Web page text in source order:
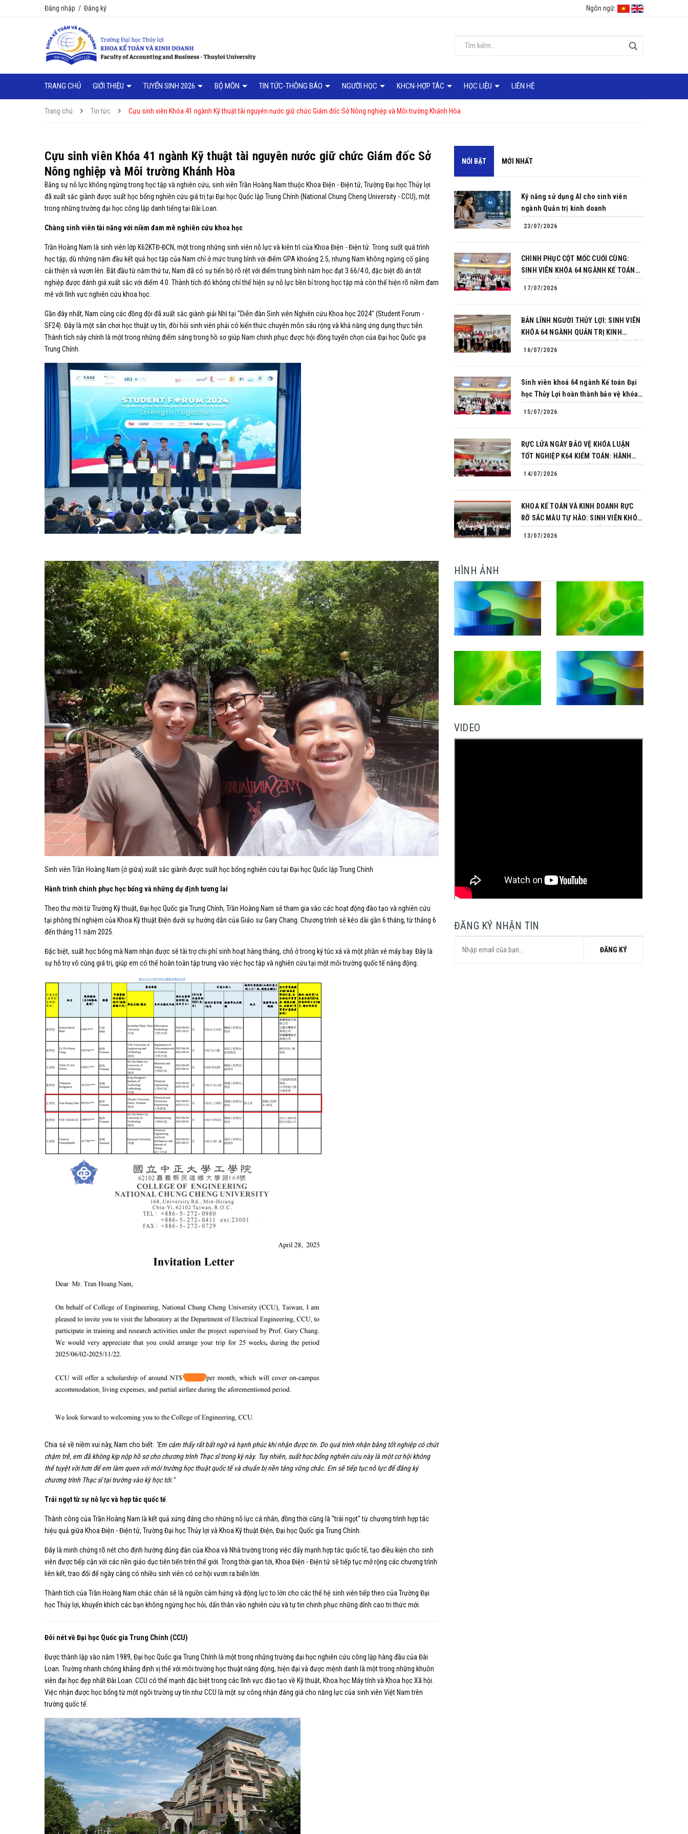
Đăng nhập / Đăng ký Ngôn ngữ:
TRANG CHỦ GIỚI THIỆU TUYỂN SINH 2026 BỘ MÔN TIN TỨC-THÔNG BÁO NGƯỜI HỌC KHCN-HỢP TÁC HỌC LIỆU LIÊN HỆ
Trang chủ Tin tức Cựu sinh viên Khóa 41 ngành Kỹ thuật tài nguyên nước giữ chức Giám đốc Sở Nông nghiệp và Môi trường Khánh Hòa
Cựu sinh viên Khóa 41 ngành Kỹ thuật tài nguyên nước giữ chức Giám đốc Sở
Nông nghiệp và Môi trường Khánh Hòa
Bằng sự nỗ lực không ngừng trong học tập và nghiên cứu, sinh viên Trần Hoàng Nam thuộc Khoa Điện - Điện tử, Trường Đại học Thủy lợi
đã xuất sắc giành được suất học bổng nghiên cứu giá trị tại Đại học Quốc lập Trung Chính (National Chung Cheng University - CCU), một
trong những trường đại học công lập danh tiếng tại Đài Loan.
Chàng sinh viên tài năng với niềm đam mê nghiên cứu khoa học
Trần Hoàng Nam là sinh viên lớp K62KTĐ-ĐCN, một trong những sinh viên nỗ lực và kiên trì của Khoa Điện - Điện tử. Trong suốt quá trình
học tập, dù những năm đầu kết quả học tập của Nam chỉ ở mức trung bình với điểm GPA khoảng 2.5, nhưng Nam không ngừng cố gắng
cải thiện và vươn lên. Bắt đầu từ năm thứ tư, Nam đã có sự tiến bộ rõ rệt với điểm trung bình năm học đạt 3.66/4.0, đặc biệt đồ án tốt
nghiệp được đánh giá xuất sắc với điểm 4.0. Thành tích đó không chỉ thể hiện sự nỗ lực bền bỉ trong học tập mà còn thể hiện rõ niềm đam
mê với lĩnh vực nghiên cứu khoa học.
Gần đây nhất, Nam cùng các đồng đội đã xuất sắc giành giải Nhì tại "Diễn đàn Sinh viên Nghiên cứu Khoa học 2024" (Student Forum -
SF24). Đây là một sân chơi học thuật uy tín, đòi hỏi sinh viên phải có kiến thức chuyên môn sâu rộng và khả năng ứng dụng thực tiễn.
Thành tích này chính là một trong những điểm sáng trong hồ sơ giúp Nam chinh phục được hội đồng tuyển chọn của Đại học Quốc gia
Trung Chính.
Sinh viên Trần Hoàng Nam (ở giữa) xuất sắc giành được suất học bổng nghiên cứu tại Đại học Quốc lập Trung Chính
Hành trình chinh phục học bổng và những dự định tương lai
Theo thư mời từ Trường Kỹ thuật, Đại học Quốc gia Trung Chính, Trần Hoàng Nam sẽ tham gia vào các hoạt động đào tạo và nghiên cứu
tại phòng thí nghiệm của Khoa Kỹ thuật Điện dưới sự hướng dẫn của Giáo sư Gary Chang. Chương trình sẽ kéo dài gần 6 tháng, từ tháng 6
đến tháng 11 năm 2025.
Đặc biệt, suất học bổng mà Nam nhận được sẽ tài trợ chi phí sinh hoạt hàng tháng, chỗ ở trong ký túc xá và một phần vé máy bay. Đây là
sự hỗ trợ vô cùng giá trị, giúp em có thể hoàn toàn tập trung vào việc học tập và nghiên cứu tại một môi trường quốc tế năng động.
Chia sẻ về niềm vui này, Nam cho biết: "Em cảm thấy rất bất ngờ và hạnh phúc khi nhận được tin. Do quá trình nhận bằng tốt nghiệp có chút
chậm trễ, em đã không kịp nộp hồ sơ cho chương trình Thạc sĩ trong kỳ này. Tuy nhiên, suất học bổng nghiên cứu này là một cơ hội không
thể tuyệt vời hơn để em làm quen với môi trường học thuật quốc tế và chuẩn bị nền tảng vững chắc. Em sẽ tiếp tục nỗ lực để đăng ký
chương trình Thạc sĩ tại trường vào kỳ học tới."
Trái ngọt từ sự nỗ lực và hợp tác quốc tế
Thành công của Trần Hoàng Nam là kết quả xứng đáng cho những nỗ lực cá nhân, đồng thời cũng là "trái ngọt" từ chương trình hợp tác
hiệu quả giữa Khoa Điện - Điện tử, Trường Đại học Thủy lợi và Khoa Kỹ thuật Điện, Đại học Quốc gia Trung Chính.
Đây là minh chứng rõ nét cho định hướng đúng đắn của Khoa và Nhà trường trong việc đẩy mạnh hợp tác quốc tế, tạo điều kiện cho sinh
viên được tiếp cận với các nền giáo dục tiên tiến trên thế giới. Trong thời gian tới, Khoa Điện - Điện tử sẽ tiếp tục mở rộng các chương trình
liên kết, trao đổi để ngày càng có nhiều sinh viên có cơ hội vươn ra biển lớn.
Thành tích của Trần Hoàng Nam chắc chắn sẽ là nguồn cảm hứng và động lực to lớn cho các thế hệ sinh viên tiếp theo của Trường Đại
học Thủy lợi, khuyến khích các bạn không ngừng học hỏi, dấn thân vào nghiên cứu và tự tin chinh phục những đỉnh cao tri thức mới.
Đôi nét về Đại học Quốc gia Trung Chính (CCU)
Được thành lập vào năm 1989, Đại học Quốc gia Trung Chính là một trong những trường đại học nghiên cứu công lập hàng đầu của Đài
Loan. Trường nhanh chóng khẳng định vị thế với môi trường học thuật năng động, hiện đại và được mệnh danh là một trong những khuôn
viên đại học đẹp nhất Đài Loan. CCU có thế mạnh đặc biệt trong các lĩnh vực đào tạo về Kỹ thuật, Khoa học Máy tính và Khoa học Xã hội.
Việc nhận được học bổng từ một ngôi trường uy tín như CCU là một sự công nhận đáng giá cho năng lực của sinh viên Việt Nam trên
trường quốc tế.
NỔI BẬT MỚI NHẤT
Kỹ năng sử dụng AI cho sinh viên
ngành Quản trị kinh doanh
23/07/2026
CHINH PHỤC CỘT MỐC CUỐI CÙNG:
SINH VIÊN KHÓA 64 NGÀNH KẾ TOÁN
17/07/2026
BẢN LĨNH NGƯỜI THỦY LỢI: SINH VIÊN
KHÓA 64 NGÀNH QUẢN TRỊ KINH
16/07/2026
Sinh viên khoá 64 ngành Kế toán Đại
học Thủy Lợi hoàn thành bảo vệ khóa
15/07/2026
RỰC LỬA NGÀY BẢO VỆ KHÓA LUẬN
TỐT NGHIỆP K64 KIỂM TOÁN: HÀNH
14/07/2026
KHOA KẾ TOÁN VÀ KINH DOANH RỰC
RỠ SẮC MÀU TỰ HÀO: SINH VIÊN KHÓA
13/07/2026
HÌNH ẢNH
VIDEO
ĐĂNG KÝ NHẬN TIN
ĐĂNG KÝ